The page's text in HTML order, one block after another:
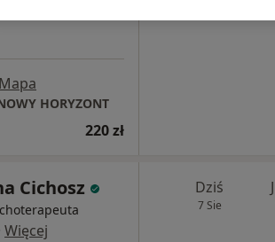
Mapa
HORYZONT
220 zł
Cichosz
Więcej
Dziś
7 Sie